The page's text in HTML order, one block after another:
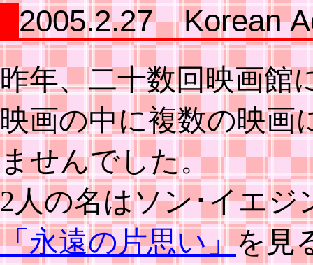
2005.2.27 Korean
昨年、二十数回映画館
映画の中に複数の映画
ませんでした。
2人の名はソン･イエ
「永遠の片思い」を見